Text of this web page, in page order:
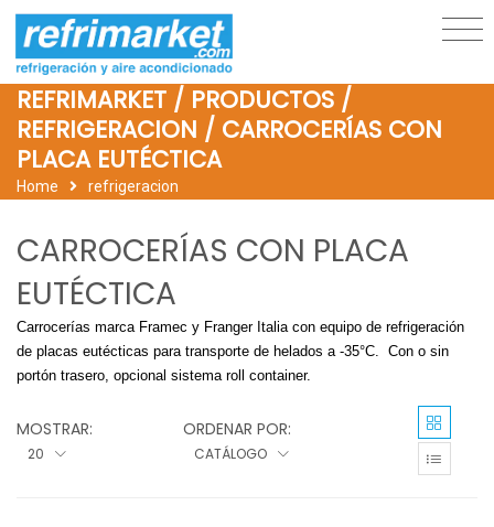
REFRIMARKET / PRODUCTOS /
REFRIGERACION / CARROCERÍAS CON
PLACA EUTÉCTICA
Home refrigeracion
CARROCERÍAS CON PLACA
EUTÉCTICA
Carrocerías marca Framec y Franger Italia con equipo de refrigeración
de placas eutécticas para transporte de helados a -35°C. Con o sin
portón trasero, opcional sistema roll container.
MOSTRAR:
20
ORDENAR POR:
CATÁLOGO